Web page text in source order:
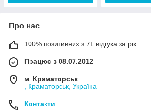
Про нас
100% позитивних з 71 відгука за рік
Працює з 08.07.2012
м. Краматорськ
, Краматорськ, Україна
Контакти